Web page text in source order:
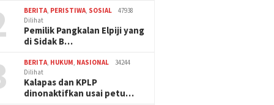
BERITA, PERISTIWA, SOSIAL
47938
Dilihat
Pemilik Pangkalan Elpiji yang
di Sidak B…
BERITA, HUKUM, NASIONAL
34244
Dilihat
Kalapas dan KPLP
dinonaktifkan usai petu…